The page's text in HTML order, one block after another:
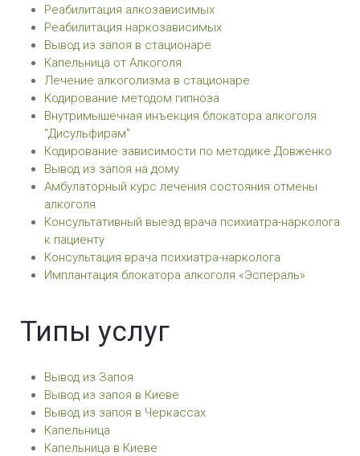
Реабилитация алкозависимых
Реабилитация наркозависимых
Вывод из запоя в стационаре
Капельница от Алкоголя
Лечение алкоголизма в стационаре
Кодирование методом гипноза
Внутримышечная инъекция блокатора алкоголя
"Дисульфирам"
Кодирование зависимости по методике Довженко
Вывод из запоя на дому
Амбулаторный курс лечения состояния отмены
алкоголя
Консультативный выезд врача психиатра-нарколога
к пациенту
Консультация врача психиатра-нарколога
Имплантация блокатора алкоголя «Эспераль»
Типы услуг
Вывод из Запоя
Вывод из запоя в Киеве
Вывод из запоя в Черкассах
Капельница
Капельница в Киеве